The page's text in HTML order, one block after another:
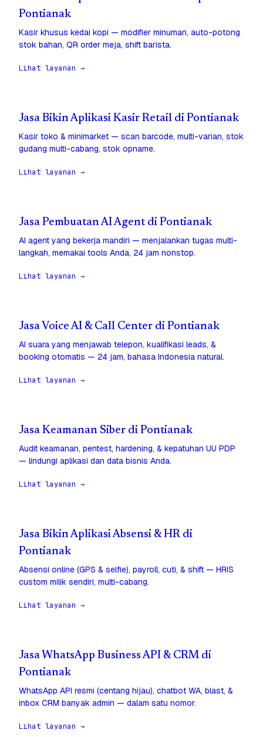
Pontianak
Kasir khusus kedai kopi — modifier minuman, auto-potong
stok bahan, QR order meja, shift barista.
Lihat layanan →
Jasa Bikin Aplikasi Kasir Retail di Pontianak
Kasir toko & minimarket — scan barcode, multi-varian, stok
gudang multi-cabang, stok opname.
Lihat layanan →
Jasa Pembuatan AI Agent di Pontianak
AI agent yang bekerja mandiri — menjalankan tugas multi-
langkah, memakai tools Anda, 24 jam nonstop.
Lihat layanan →
Jasa Voice AI & Call Center di Pontianak
AI suara yang menjawab telepon, kualifikasi leads, &
booking otomatis — 24 jam, bahasa Indonesia natural.
Lihat layanan →
Jasa Keamanan Siber di Pontianak
Audit keamanan, pentest, hardening, & kepatuhan UU PDP
— lindungi aplikasi dan data bisnis Anda.
Lihat layanan →
Jasa Bikin Aplikasi Absensi & HR di
Pontianak
Absensi online (GPS & selfie), payroll, cuti, & shift — HRIS
custom milik sendiri, multi-cabang.
Lihat layanan →
Jasa WhatsApp Business API & CRM di
Pontianak
WhatsApp API resmi (centang hijau), chatbot WA, blast, &
inbox CRM banyak admin — dalam satu nomor.
Lihat layanan →